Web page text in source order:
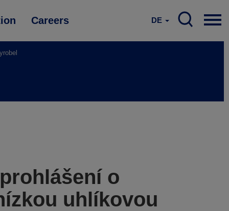
Careers DE
o
uhlíkovou